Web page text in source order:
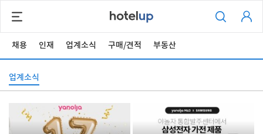
채용 인재 업계소식 구매/견적 부동산
업계소식